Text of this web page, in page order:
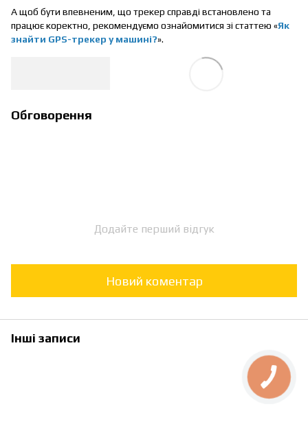
А щоб бути впевненим, що трекер справді встановлено та
працює коректно, рекомендуємо ознайомитися зі статтею «Як
знайти GPS-трекер у машині?».
Обговорення
Додайте перший відгук
Новий коментар
Інші записи